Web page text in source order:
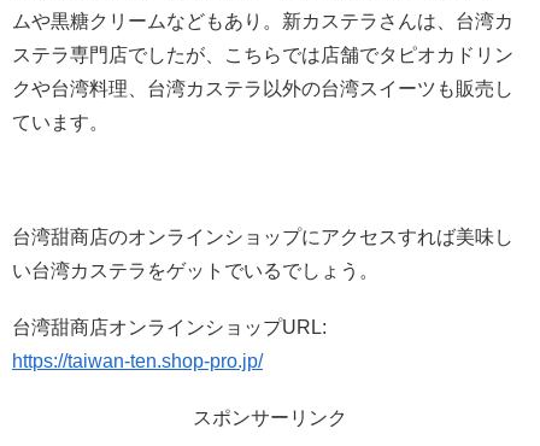
ムや黒糖クリームなどもあり。新カステラさんは、台湾カ
ステラ専門店でしたが、こちらでは店舗でタピオカドリン
クや台湾料理、台湾カステラ以外の台湾スイーツも販売し
ています。
台湾甜商店のオンラインショップにアクセスすれば美味し
い台湾カステラをゲットでいるでしょう。
台湾甜商店オンラインショップURL:
https://taiwan-ten.shop-pro.jp/
スポンサーリンク